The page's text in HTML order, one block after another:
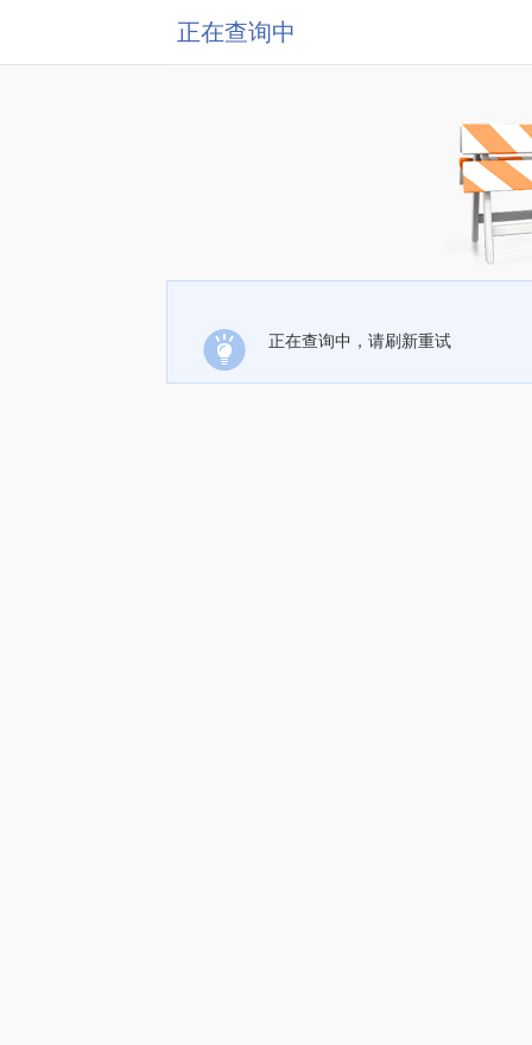
正在查询中
正在查询中，请刷新重试